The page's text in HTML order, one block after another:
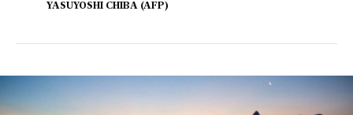
YASUYOSHI CHIBA (AFP)